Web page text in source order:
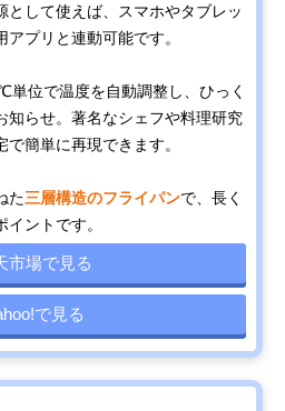
として使えば、スマホやタブレッ
アプリと連動可能です。
位で温度を自動調整し、ひっく
知らせ。著名なシェフや料理研究
簡単に再現できます。
た三層構造のフライパンで、長く
ントです。
市場で見る
で見る